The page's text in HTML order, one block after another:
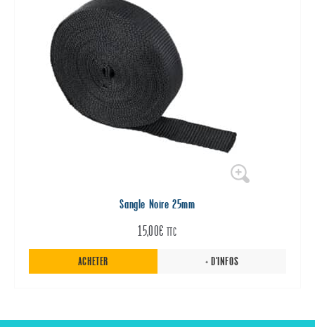
Sangle Noire 25mm
15,00€ TTC
ACHETER + D'INFOS